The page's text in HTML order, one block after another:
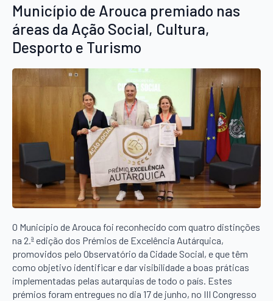
Município de Arouca premiado nas
áreas da Ação Social, Cultura,
Desporto e Turismo
O Município de Arouca foi reconhecido com quatro distinções
na 2.ª edição dos Prémios de Excelência Autárquica,
promovidos pelo Observatório da Cidade Social, e que têm
como objetivo identificar e dar visibilidade a boas práticas
implementadas pelas autarquias de todo o país. Estes
prémios foram entregues no dia 17 de junho, no III Congresso